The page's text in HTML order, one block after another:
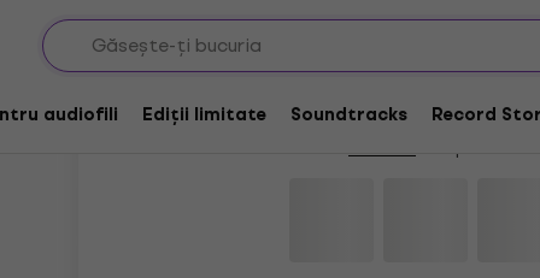
audiofili Ediții limitate Soundtracks Record
Oferta s-a încheiat
Carcass - Torn
Cod produs: